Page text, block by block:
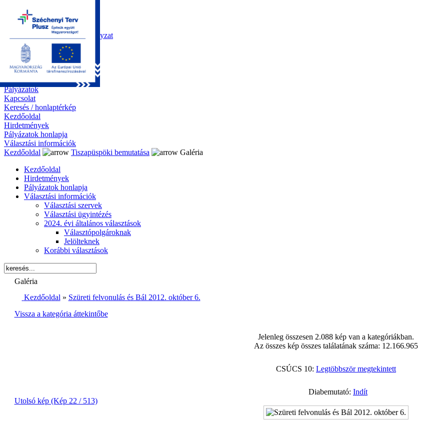
Kezdőoldal
Önkormányzat
Polgármesteri Hivatal
Roma Nemzetiségi Önkormányzat
Elektronikus ügyintézés
Közérdekű információk
Tiszapüspöki bemutatása
Galéria
Díjazottaink
Pályázatok
Kapcsolat
Keresés / honlaptérkép
Kezdőoldal
Hirdetmények
Pályázatok honlapja
Választási információk
Kezdőoldal
Tiszapüspöki bemutatása
Galéria
Kezdőoldal
Hirdetmények
Pályázatok honlapja
Választási információk
Választási szervek
Választási ügyintézés
2024. évi általános választások
Választópolgároknak
Jelölteknek
Korábbi választások
Galéria
Kezdőoldal » Szüreti felvonulás és Bál 2012. október 6.
Vissza a kategória áttekintőbe
Jelenleg összesen 2.088 kép van a kategóriákban.
Az összes kép összes találatának száma: 12.166.965
CSÚCS 10: Legtöbbször megtekintett
Diabemutató: Indít
Utolsó kép (Kép 22 / 513)